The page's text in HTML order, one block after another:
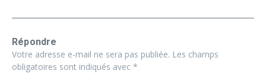
Répondre
Votre adresse e-mail ne sera pas publiée. Les champs
obligatoires sont indiqués avec *